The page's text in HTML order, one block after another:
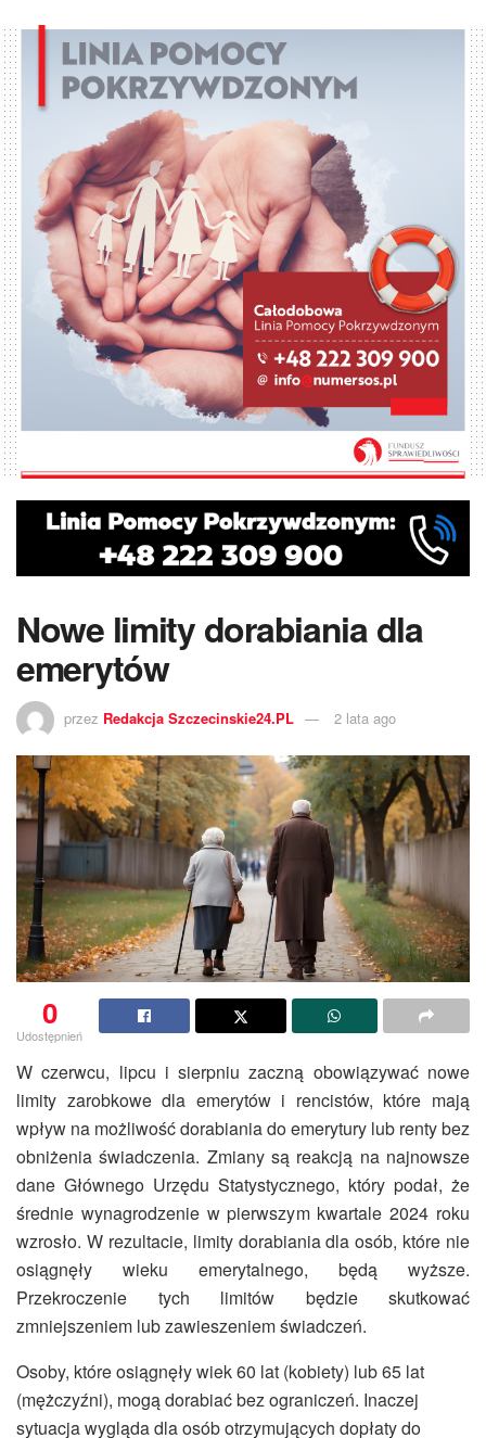
Nowe limity dorabiania dla
emerytów
przez Redakcja Szczecinskie24.PL 2 lata ago
0
Udostępnień
W czerwcu, lipcu i sierpniu zaczną obowiązywać nowe
limity zarobkowe dla emerytów i rencistów, które mają
wpływ na możliwość dorabiania do emerytury lub renty bez
obniżenia świadczenia. Zmiany są reakcją na najnowsze
dane Głównego Urzędu Statystycznego, który podał, że
średnie wynagrodzenie w pierwszym kwartale 2024 roku
wzrosło. W rezultacie, limity dorabiania dla osób, które nie
osiągnęły wieku emerytalnego, będą wyższe.
Przekroczenie tych limitów będzie skutkować
zmniejszeniem lub zawieszeniem świadczeń.
Osoby, które osiągnęły wiek 60 lat (kobiety) lub 65 lat
(mężczyźni), mogą dorabiać bez ograniczeń. Inaczej
sytuacja wygląda dla osób otrzymujących dopłaty do